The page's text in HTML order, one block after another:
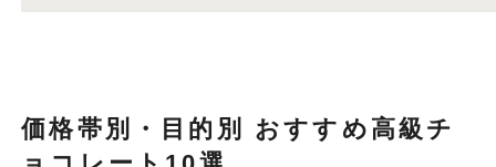
価格帯別・目的別 おすすめ高級チ